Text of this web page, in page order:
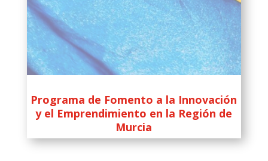
Programa de Fomento a la Innovación
y el Emprendimiento en la Región de
Murcia